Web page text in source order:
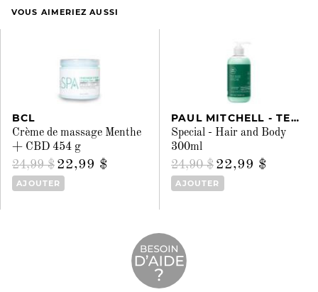
VOUS AIMERIEZ AUSSI
BCL
Crème de massage Menthe
+ CBD 454 g
24,99 $ 22,99 $
AJOUTER
PAUL MITCHELL - TEA TREE
Special - Hair and Body
300ml
24,90 $ 22,99 $
AJOUTER